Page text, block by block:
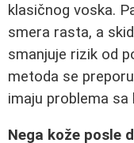
klasičnog voska.
smera rasta, a
smanjuje rizik od
metoda se
imaju problema sa
Nega kože posle